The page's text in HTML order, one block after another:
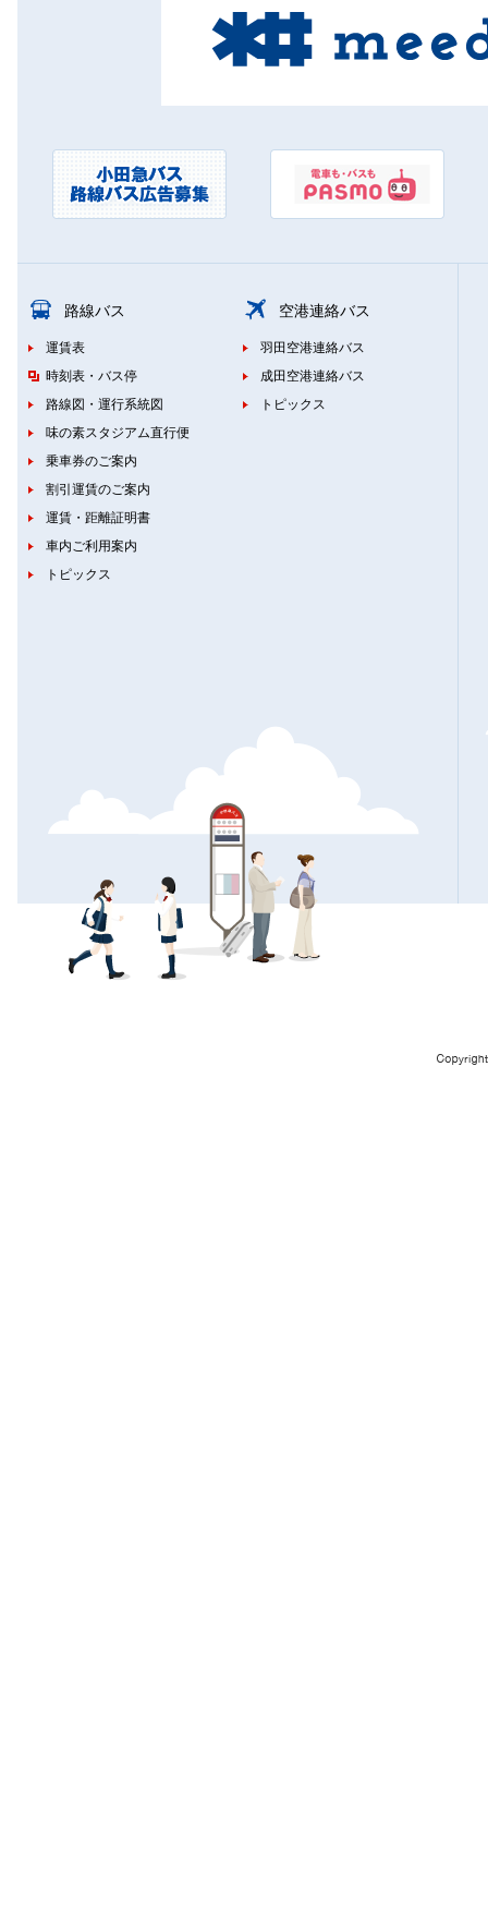
路線バス
運賃表
時刻表・バス停
路線図・運行系統図
味の素スタジアム直行便
乗車券のご案内
割引運賃のご案内
運賃・距離証明書
車内ご利用案内
トピックス
空港連絡バス
羽田空港連絡バス
成田空港連絡バス
トピックス